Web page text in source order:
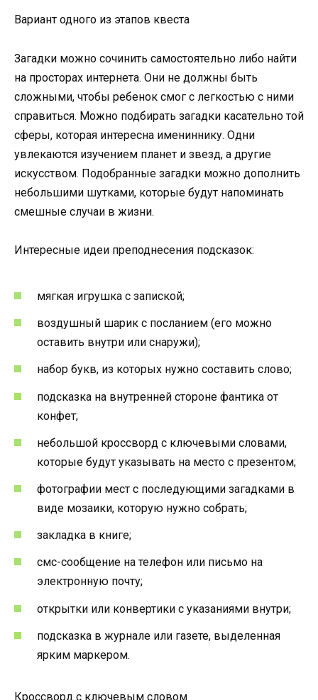
Вариант одного из этапов квеста
Загадки можно сочинить самостоятельно либо найти
на просторах интернета. Они не должны быть
сложными, чтобы ребенок смог с легкостью с ними
справиться. Можно подбирать загадки касательно той
сферы, которая интересна имениннику. Одни
увлекаются изучением планет и звезд, а другие
искусством. Подобранные загадки можно дополнить
небольшими шутками, которые будут напоминать
смешные случаи в жизни.
Интересные идеи преподнесения подсказок:
мягкая игрушка с запиской;
воздушный шарик с посланием (его можно
оставить внутри или снаружи);
набор букв, из которых нужно составить слово;
подсказка на внутренней стороне фантика от
конфет;
небольшой кроссворд с ключевыми словами,
которые будут указывать на место с презентом;
фотографии мест с последующими загадками в
виде мозаики, которую нужно собрать;
закладка в книге;
смс-сообщение на телефон или письмо на
электронную почту;
открытки или конвертики с указаниями внутри;
подсказка в журнале или газете, выделенная
ярким маркером.
Кроссворд с ключевым словом